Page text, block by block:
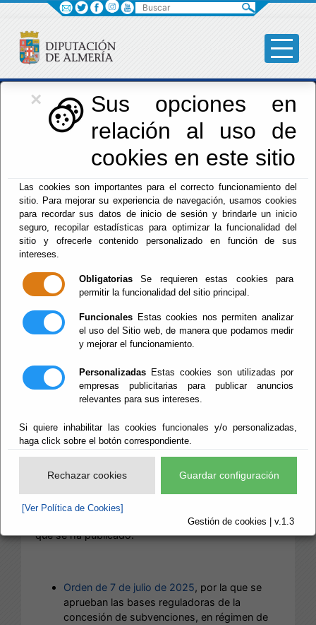
×
Sus opciones en
relación al uso de
cookies en este sitio
Las cookies son importantes para el correcto funcionamiento del
sitio. Para mejorar su experiencia de navegación, usamos cookies
para recordar sus datos de inicio de sesión y brindarle un inicio
seguro, recopilar estadísticas para optimizar la funcionalidad del
sitio y ofrecerle contenido personalizado en función de sus
intereses.
Obligatorias Se requieren estas cookies para
permitir la funcionalidad del sitio principal.
Funcionales Estas cookies nos permiten analizar
el uso del Sitio web, de manera que podamos medir
y mejorar el funcionamiento.
Personalizadas Estas cookies son utilizadas por
empresas publicitarias para publicar anuncios
relevantes para sus intereses.
Si quiere inhabilitar las cookies funcionales y/o personalizadas,
haga click sobre el botón correspondiente.
Rechazar cookies Guardar configuración
[Ver Política de Cookies]
Gestión de cookies | v.1.3
Iniciativas Europeas
Europedirectalmeria
Inicio - Iniciativas Europeas - VENTANILLA ÚNICA
FONDOS EUROPEOS DIPALME_Conv. Actividad Física y
Salud (RED PAFER)
Vigente.
VENTANILLA ÚNICA
FONDOS EUROPEOS
DIPALME_Conv.
Actividad Física y
Salud (RED PAFER)
Ventanilla Única_DIPALME le informamos
que se ha publicado:
Orden de 7 de julio de 2025, por la que se
aprueban las bases reguladoras de la
concesión de subvenciones, en régimen de
Buscar